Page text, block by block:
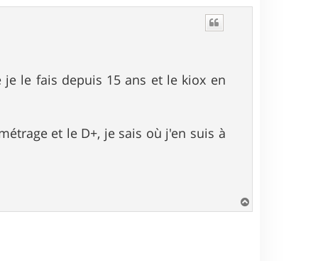
je le fais depuis 15 ans et le kiox en
et le D+, je sais où j'en suis à
a